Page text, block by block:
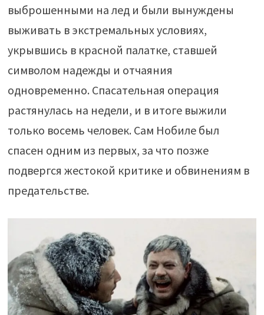
выброшенными на лед и были вынуждены
выживать в экстремальных условиях,
укрывшись в красной палатке, ставшей
символом надежды и отчаяния
одновременно. Спасательная операция
растянулась на недели, и в итоге выжили
только восемь человек. Сам Нобиле был
спасен одним из первых, за что позже
подвергся жестокой критике и обвинениям в
предательстве.